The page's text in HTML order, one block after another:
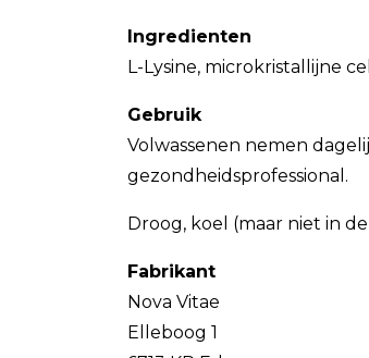
Ingredienten
L-Lysine, microkristallijne
Gebruik
Volwassenen nemen
gezondheidsprofessional.
Droog, koel (maar niet in
Fabrikant
Nova Vitae
Elleboog 1